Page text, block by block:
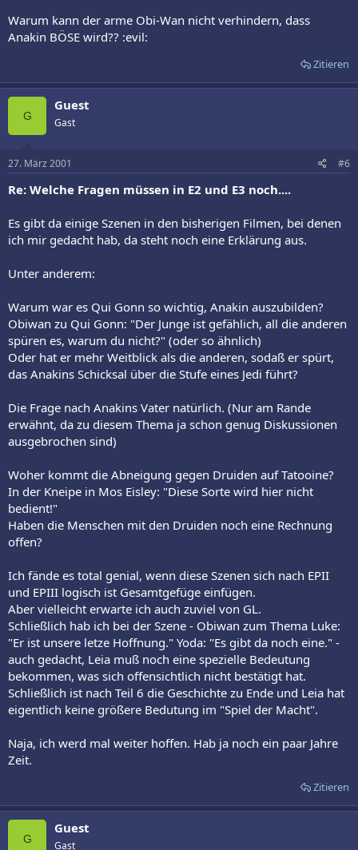
Warum kann der arme Obi-Wan nicht verhindern, dass
Anakin BÖSE wird?? :evil:
Zitieren
G
Guest
Gast
27. März 2001 #6
Re: Welche Fragen müssen in E2 und E3 noch....
Es gibt da einige Szenen in den bisherigen Filmen, bei denen
ich mir gedacht hab, da steht noch eine Erklärung aus.
Unter anderem:
Warum war es Qui Gonn so wichtig, Anakin auszubilden?
Obiwan zu Qui Gonn: "Der Junge ist gefählich, all die anderen
spüren es, warum du nicht?" (oder so ähnlich)
Oder hat er mehr Weitblick als die anderen, sodaß er spürt,
das Anakins Schicksal über die Stufe eines Jedi führt?
Die Frage nach Anakins Vater natürlich. (Nur am Rande
erwähnt, da zu diesem Thema ja schon genug Diskussionen
ausgebrochen sind)
Woher kommt die Abneigung gegen Druiden auf Tatooine?
In der Kneipe in Mos Eisley: "Diese Sorte wird hier nicht
bedient!"
Haben die Menschen mit den Druiden noch eine Rechnung
offen?
Ich fände es total genial, wenn diese Szenen sich nach EPII
und EPIII logisch ist Gesamtgefüge einfügen.
Aber vielleicht erwarte ich auch zuviel von GL.
Schließlich hab ich bei der Szene - Obiwan zum Thema Luke:
"Er ist unsere letze Hoffnung." Yoda: "Es gibt da noch eine." -
auch gedacht, Leia muß noch eine spezielle Bedeutung
bekommen, was sich offensichtlich nicht bestätigt hat.
Schließlich ist nach Teil 6 die Geschichte zu Ende und Leia hat
eigentlich keine größere Bedutung im "Spiel der Macht".
Naja, ich werd mal weiter hoffen. Hab ja noch ein paar Jahre
Zeit.
Zitieren
G
Guest
Gast